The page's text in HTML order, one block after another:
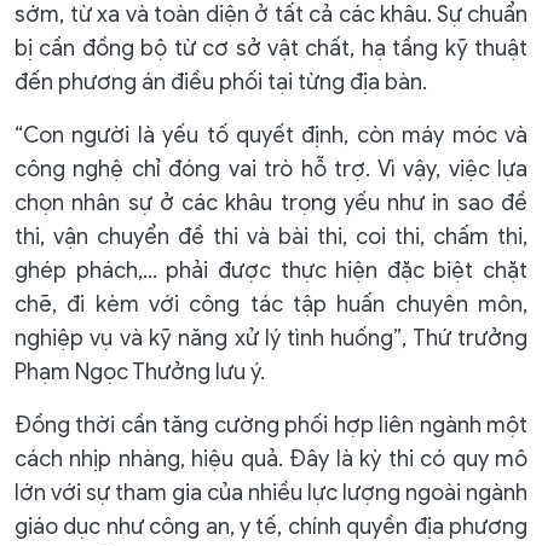
sớm, từ xa và toàn diện ở tất cả các khâu. Sự chuẩn
bị cần đồng bộ từ cơ sở vật chất, hạ tầng kỹ thuật
đến phương án điều phối tại từng địa bàn.
“Con người là yếu tố quyết định, còn máy móc và
công nghệ chỉ đóng vai trò hỗ trợ. Vì vậy, việc lựa
chọn nhân sự ở các khâu trọng yếu như in sao đề
thi, vận chuyển đề thi và bài thi, coi thi, chấm thi,
ghép phách,… phải được thực hiện đặc biệt chặt
chẽ, đi kèm với công tác tập huấn chuyên môn,
nghiệp vụ và kỹ năng xử lý tình huống”, Thứ trưởng
Phạm Ngọc Thưởng lưu ý.
Đồng thời cần tăng cường phối hợp liên ngành một
cách nhịp nhàng, hiệu quả. Đây là kỳ thi có quy mô
lớn với sự tham gia của nhiều lực lượng ngoài ngành
giáo dục như công an, y tế, chính quyền địa phương